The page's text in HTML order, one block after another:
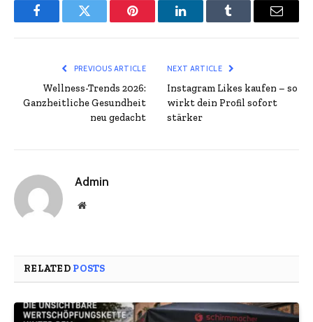
FacebookTwitter Pinterest LinkedInTumblr Email
PREVIOUS ARTICLE
Wellness-Trends 2026:
Ganzheitliche Gesundheit
neu gedacht
NEXT ARTICLE
Instagram Likes kaufen – so
wirkt dein Profil sofort
stärker
Admin
Website
RELATED POSTS